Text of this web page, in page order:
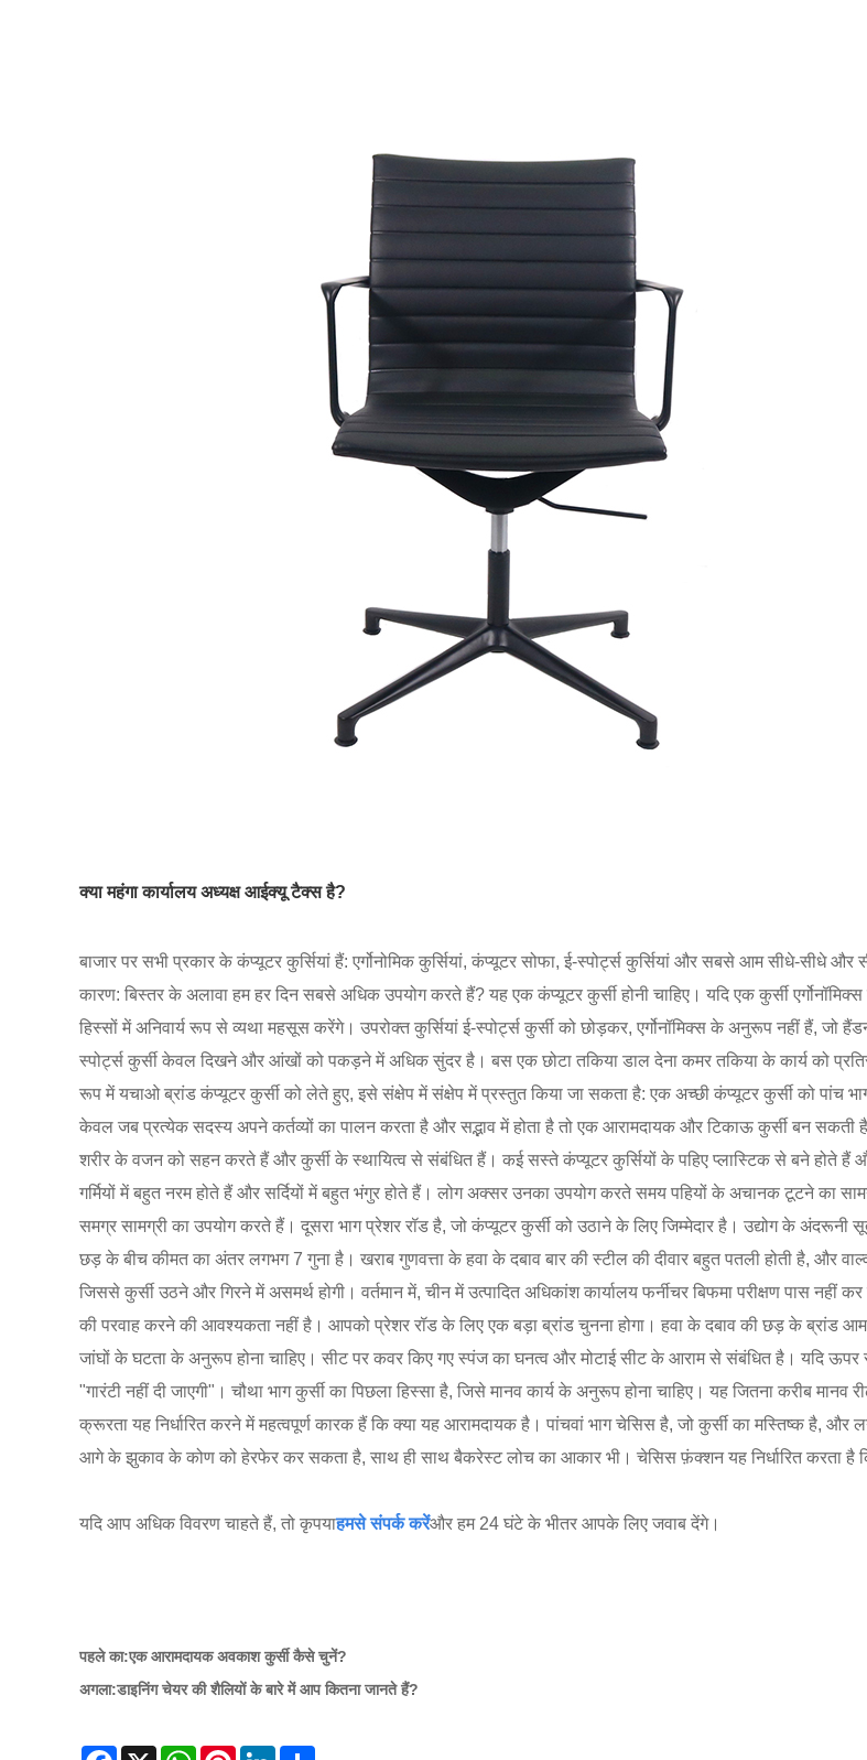
क्या महंगा कार्यालय अध्यक्ष आईक्यू टैक्स है?
बाजार पर सभी प्रकार के कंप्यूटर कुर्सियां हैं: एर्गोनोमिक कुर्सियां, कंप्यूटर सोफा, ई-स्पोर्ट्स कुर्सियां और सबसे आम सीधे-सीधे
कारण: बिस्तर के अलावा हम हर दिन सबसे अधिक उपयोग करते हैं? यह एक कंप्यूटर कुर्सी होनी चाहिए। यदि एक कुर्सी
हिस्सों में अनिवार्य रूप से व्यथा महसूस करेंगे। उपरोक्त कुर्सियां ई-स्पोर्ट्स कुर्सी को छोड़कर, एर्गोनॉमिक्स के अनुरूप नहीं हैं, जो
स्पोर्ट्स कुर्सी केवल दिखने और आंखों को पकड़ने में अधिक सुंदर है। बस एक छोटा तकिया डाल देना कमर तकिया के कार्य को
रूप में यचाओ ब्रांड कंप्यूटर कुर्सी को लेते हुए, इसे संक्षेप में संक्षेप में प्रस्तुत किया जा सकता है: एक अच्छी कंप्यूटर कुर्सी को पांच
केवल जब प्रत्येक सदस्य अपने कर्तव्यों का पालन करता है और सद्भाव में होता है तो एक आरामदायक और टिकाऊ कुर्सी बन सकती
शरीर के वजन को सहन करते हैं और कुर्सी के स्थायित्व से संबंधित हैं। कई सस्ते कंप्यूटर कुर्सियों के पहिए प्लास्टिक से बने होते हैं
गर्मियों में बहुत नरम होते हैं और सर्दियों में बहुत भंगुर होते हैं। लोग अक्सर उनका उपयोग करते समय पहियों के अचानक टूटने का
समग्र सामग्री का उपयोग करते हैं। दूसरा भाग प्रेशर रॉड है, जो कंप्यूटर कुर्सी को उठाने के लिए जिम्मेदार है। उद्योग के अंदरूनी
छड़ के बीच कीमत का अंतर लगभग 7 गुना है। खराब गुणवत्ता के हवा के दबाव बार की स्टील की दीवार बहुत पतली होती है, और
जिससे कुर्सी उठने और गिरने में असमर्थ होगी। वर्तमान में, चीन में उत्पादित अधिकांश कार्यालय फर्नीचर बिफमा परीक्षण पास
की परवाह करने की आवश्यकता नहीं है। आपको प्रेशर रॉड के लिए एक बड़ा ब्रांड चुनना होगा। हवा के दबाव की छड़ के ब्रांड आम
जांघों के घटता के अनुरूप होना चाहिए। सीट पर कवर किए गए स्पंज का घनत्व और मोटाई सीट के आराम से संबंधित है। यदि ऊपर
"गारंटी नहीं दी जाएगी"। चौथा भाग कुर्सी का पिछला हिस्सा है, जिसे मानव कार्य के अनुरूप होना चाहिए। यह जितना करीब
क्रूरता यह निर्धारित करने में महत्वपूर्ण कारक हैं कि क्या यह आरामदायक है। पांचवां भाग चेसिस है, जो कुर्सी का मस्तिष्क है,
आगे के झुकाव के कोण को हेरफेर कर सकता है, साथ ही साथ बैकरेस्ट लोच का आकार भी। चेसिस फ़ंक्शन यह निर्धारित करता है
यदि आप अधिक विवरण चाहते हैं, तो कृपयाहमसे संपर्क करेंऔर हम 24 घंटे के भीतर आपके लिए जवाब देंगे।
पहले का:एक आरामदायक अवकाश कुर्सी कैसे चुनें?
अगला:डाइनिंग चेयर की शैलियों के बारे में आप कितना जानते हैं?
Facebook
X WhatsAppPinterestLinkedIn